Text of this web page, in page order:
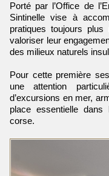
Porté par l’Office de
Sintinelle vise à
pratiques toujours plus
valoriser leur
des milieux naturels
Pour cette première
une attention
d’excursions en mer,
place essentielle dans
corse.